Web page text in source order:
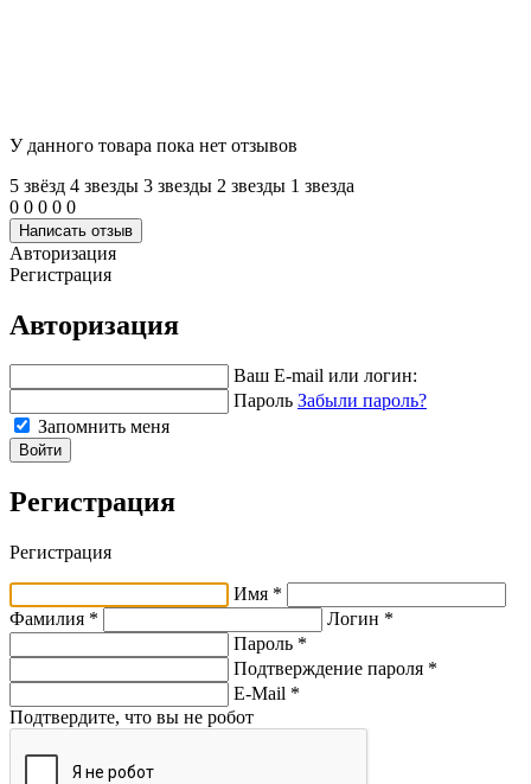
У данного товара пока нет отзывов
5 звёзд 4 звeзды 3 звeзды 2 звeзды 1 звeзда
0 0 0 0 0
Написать отзыв
Авторизация
Регистрация
Авторизация
Ваш E-mail или логин:
Пароль Забыли пароль?
Запомнить меня
Войти
Регистрация
Регистрация
Имя *
Фамилия *
Логин *
Пароль *
Подтверждение пароля *
E-Mail *
Подтвердите, что вы не робот